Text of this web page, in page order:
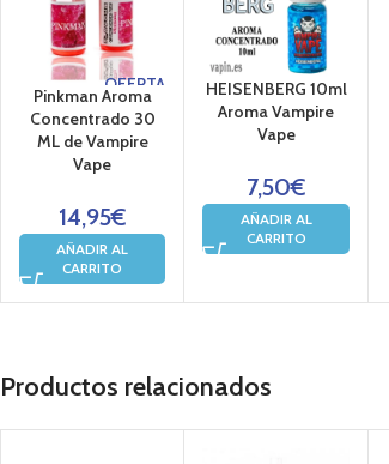
OFERTA
Pinkman Aroma
Concentrado 30
ML de Vampire
Vape
14,95€
AÑADIR AL
CARRITO
HEISENBERG 10ml
Aroma Vampire
Vape
7,50€
AÑADIR AL
CARRITO
Productos relacionados